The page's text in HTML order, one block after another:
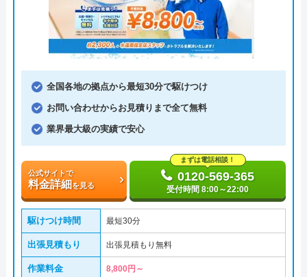
全国各地の拠点から最短30分で駆けつけ
お問い合わせからお見積りまで全て無料
業界最大級の実績で安心
公式サイトで
料金詳細を見る
まずは電話相談！
0120-569-365
受付時間 8:00～22:00
駆けつけ時間 最短30分
出張見積もり 出張見積もり無料
作業料金 8,800円～